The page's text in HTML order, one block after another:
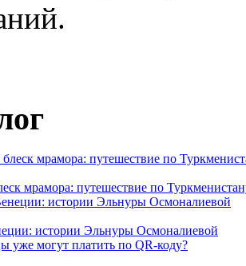
мрамора: путешествие по
истории Эльнуры Осмоналиевой